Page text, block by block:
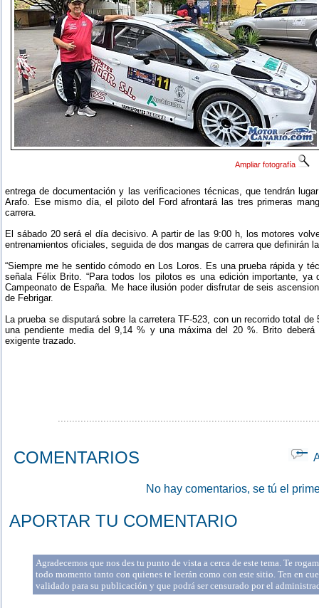
Ampliar fotografía
entrega de documentación y las verificaciones técnicas, que tendrán
Arafo. Ese mismo día, el piloto del Ford afrontará las tres primeras
carrera.
El sábado 20 será el día decisivo. A partir de las 9:00 h, los motores
entrenamientos oficiales, seguida de dos mangas de carrera que definirán
“Siempre me he sentido cómodo en Los Loros. Es una prueba rápida y
señala Félix Brito. “Para todos los pilotos es una edición importante, ya
Campeonato de España. Me hace ilusión poder disfrutar de seis
de Febrigar.
La prueba se disputará sobre la carretera TF-523, con un recorrido total
una pendiente media del 9,14 % y una máxima del 20 %. Brito
exigente trazado.
COMENTARIOS
No hay comentarios, se tú el
APORTAR TU COMENTARIO
Agradecemos que nos des tu punto de vista a cerca de este tema. Te
todo momento tanto con quienes te leerán como con este sitio. Ten en
validado para su publicación y que podrá ser censurado por el